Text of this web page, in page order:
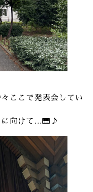
ここで発表会してい
に向けて…🎹♪